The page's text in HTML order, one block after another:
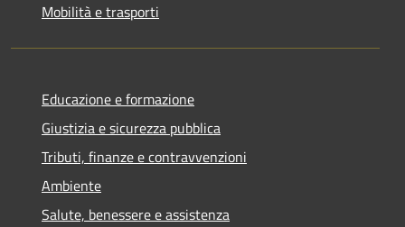
Mobilità e trasporti
Educazione e formazione
Giustizia e sicurezza pubblica
Tributi, finanze e contravvenzioni
Ambiente
Salute, benessere e assistenza